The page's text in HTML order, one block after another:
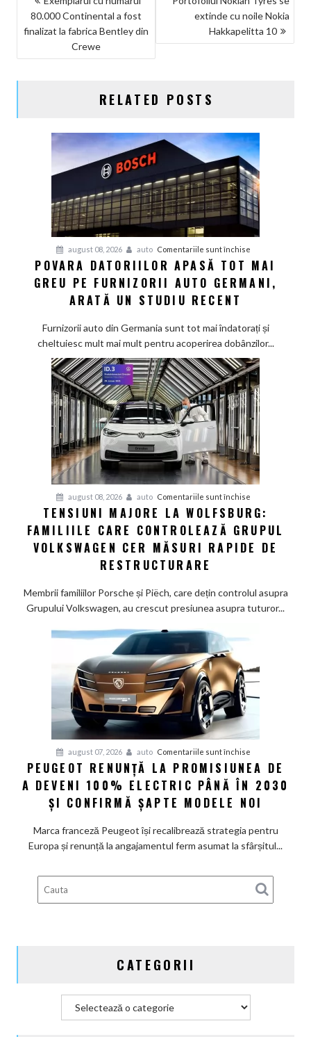
ÎN
ARTICOLE
80.000 Continental a fost
finalizat la fabrica Bentley din
Crewe
extinde cu noile Nokia
Hakkapelitta 10
RELATED POSTS
august 08, 2026 auto Comentariile sunt închise
Povara
datoriilor
mai
greu
furnizorii
auto
germani,
arată
un
studiu
recent
POVARA DATORIILOR APASĂ TOT MAI
GREU PE FURNIZORII AUTO GERMANI,
ARATĂ UN STUDIU RECENT
Furnizorii auto din Germania sunt tot mai îndatorați și
cheltuiesc mult mai mult pentru acoperirea dobânzilor...
august 08, 2026 auto Comentariile sunt închise
Tensiuni
majore
la
care
măsuri
rapide
de
TENSIUNI MAJORE LA WOLFSBURG:
FAMILIILE CARE CONTROLEAZĂ GRUPUL
VOLKSWAGEN CER MĂSURI RAPIDE DE
RESTRUCTURARE
Membrii familiilor Porsche și Piëch, care dețin controlul asupra
Grupului Volkswagen, au crescut presiunea asupra tuturor...
august 07, 2026 auto Comentariile sunt închise
Peugeot
renunță
la
de
a
electric
până
modele
PEUGEOT RENUNȚĂ LA PROMISIUNEA DE
A DEVENI 100% ELECTRIC PÂNĂ ÎN 2030
ȘI CONFIRMĂ ȘAPTE MODELE NOI
Marca franceză Peugeot își recalibrează strategia pentru
Europa și renunță la angajamentul ferm asumat la sfârșitul...
CATEGORII